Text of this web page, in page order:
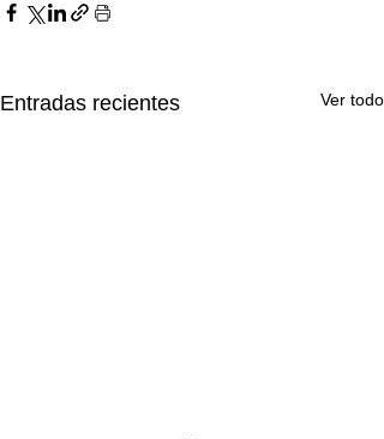
Entradas recientes Ver todo